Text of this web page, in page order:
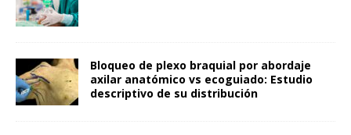
Bloqueo de plexo braquial por abordaje
axilar anatómico vs ecoguiado: Estudio
descriptivo de su distribución